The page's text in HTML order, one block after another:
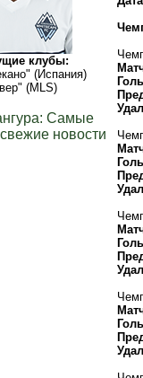
клубы:
(Испания)
(MLS)
Самые
новости